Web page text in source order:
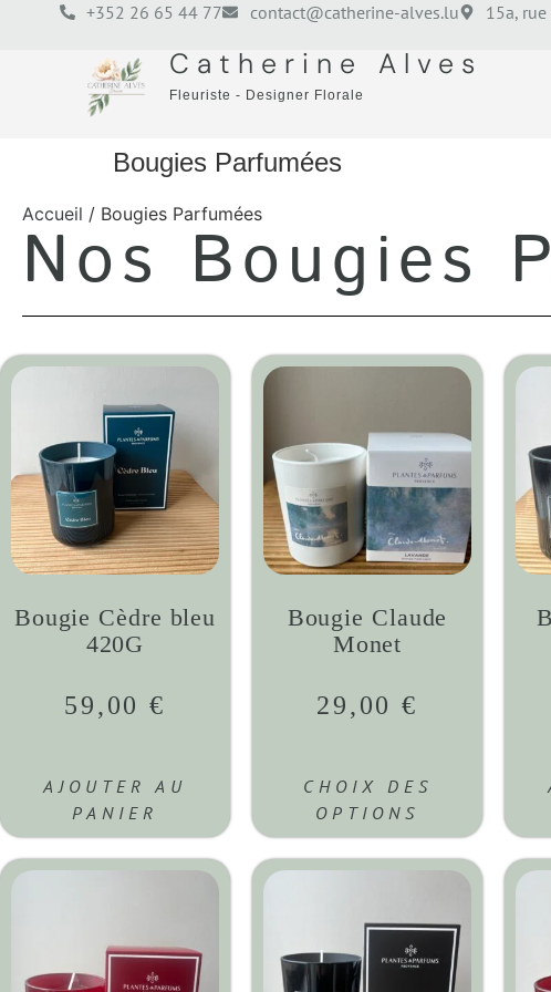
+352 26 65 44 77 contact@catherine-alves.lu 15a,
Catherine Alves
Fleuriste - Designer Florale
Bougies Parfumées
Accueil / Bougies Parfumées
Nos Bougies
Bougie Cèdre bleu
420G
59,00 €
AJOUTER AU
PANIER
Bougie Claude
Monet
29,00 €
CHOIX DES
OPTIONS